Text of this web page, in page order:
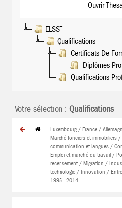
Ouvrir
ELSST
Qualifications
Certificats De
Diplômes
Qualifications
Votre sélection : Qualifications
Luxembourg / France /
Marché fonciers et immobiliers
communication et langues /
Emploi et marché du travail /
recensement / Migration /
technologie / Innovation /
1995 - 2014